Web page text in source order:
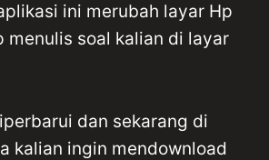
ini merubah layar Hp
menulis soal kalian di layar
dan sekarang di
kalian ingin mendownload